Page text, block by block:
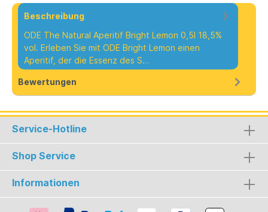
Beschreibung
ODE The Natural Aperitif Bright Lemon 0,5l 18,5%
vol. Erleben Sie mit ODE Bright Lemon einen
Aperitif, der die Essenz des S…
Bewertungen
Service-Hotline
Shop Service
Informationen